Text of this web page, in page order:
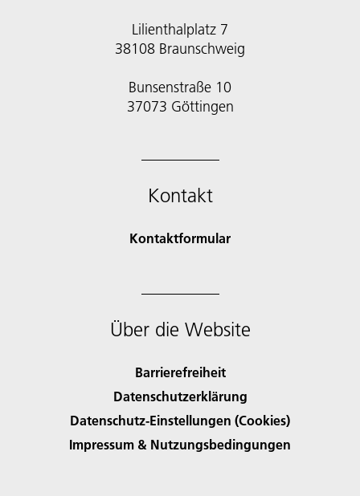
Lilienthalplatz 7
38108 Braunschweig
Bunsenstraße 10
Kontakt
Kontaktformular
Über die Website
Barrierefreiheit
Datenschutzerklärung
Datenschutz-Einstellungen (Cookies)
Impressum & Nutzungsbedingungen